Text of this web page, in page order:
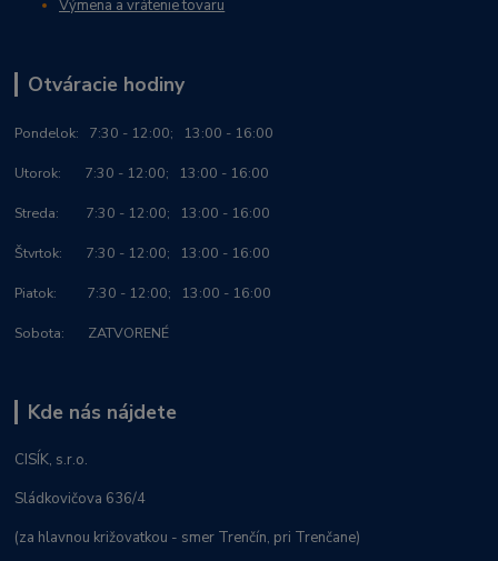
Výmena a vrátenie tovaru
Otváracie hodiny
Pondelok: 7:30 - 12:00; 13:00 - 16:00
Utorok: 7:30 - 12:00; 13:00 - 16:00
Streda: 7:30 - 12:00; 13:00 - 16:00
Štvrtok: 7:30 - 12:00; 13:00 - 16:00
Piatok: 7:30 - 12:00; 13:00 - 16:00
Sobota: ZATVORENÉ
Kde nás nájdete
CISÍK, s.r.o.
Sládkovičova 636/4
(za hlavnou križovatkou - smer Trenčín, pri Trenčane)